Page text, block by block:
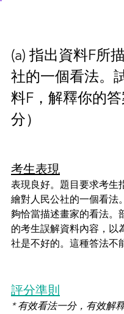
(a) 指出資料F所
社的一個看法。
料F，解釋你的
分）
考生表現
表現良好。題目要求考生
繪對人民公社的一個看法
夠恰當描述畫家的看法。
的考生誤解資料內容，以
社是不好的。這種答法不
評分準則
* 有效看法一分，有效解